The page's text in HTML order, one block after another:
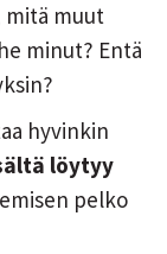
mitä muut
minut? Entä
hyvinkin
löytyy
pelko